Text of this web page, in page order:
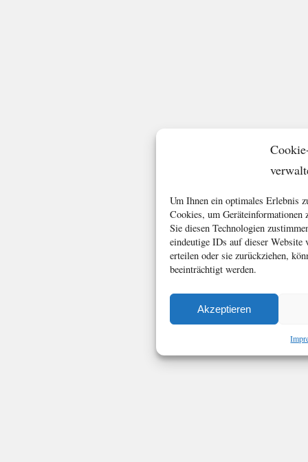
Um Ihnen ein optimales Erlebnis
Cookies, um Geräteinformationen
Sie diesen Technologien
eindeutige IDs auf dieser
erteilen oder sie zurückziehen,
beeinträchtigt werden.
Akzeptieren